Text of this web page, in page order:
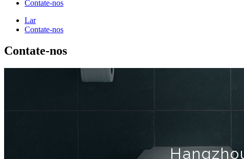
Contate-nos
Lar
Contate-nos
Contate-nos